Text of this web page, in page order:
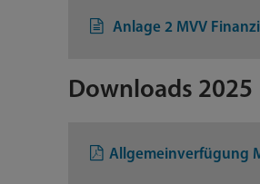
Anlage 2 MVV
Downloads 2025
Allgemeinverfügung